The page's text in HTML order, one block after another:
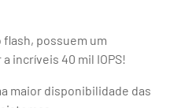
possuem um
incríveis 40 mil IOPS!
maior disponibilidade das